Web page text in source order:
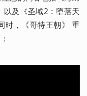
以及《圣域2：堕落天
时，《哥特王朝》 重